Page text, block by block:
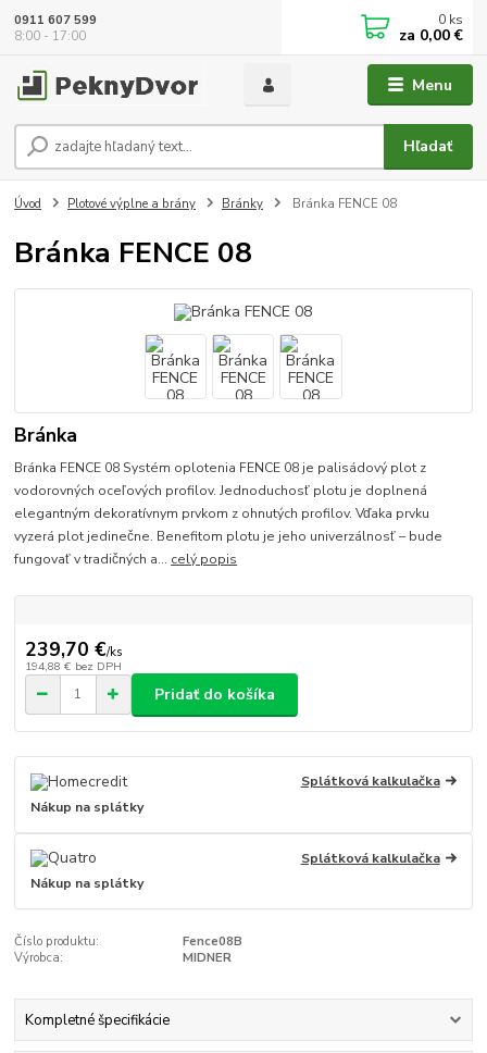
Menu
Hľadať
0911 607 599
8:00 - 17:00
0 ks
za 0,00 €
Úvod Plotové výplne a brány Bránky Bránka FENCE 08
Bránka FENCE 08
Bránka
Bránka FENCE 08 Systém oplotenia FENCE 08 je palisádový plot z
vodorovných oceľových profilov. Jednoduchosť plotu je doplnená
elegantným dekoratívnym prvkom z ohnutých profilov. Vďaka prvku
vyzerá plot jedinečne. Benefitom plotu je jeho univerzálnosť – bude
fungovať v tradičných a... celý popis
239,70 €/ks
194,88 € bez DPH
Pridať do košíka
Splátková kalkulačka
Nákup na splátky
Splátková kalkulačka
Nákup na splátky
Číslo produktu:
Fence08B
Výrobca:
MIDNER
Kompletné špecifikácie